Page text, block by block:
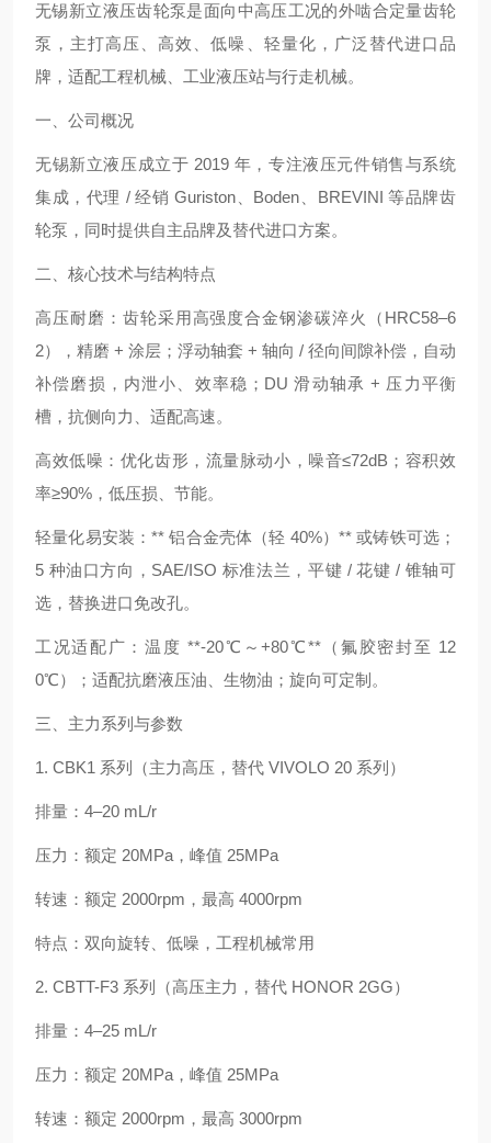
无锡新立液压齿轮泵是面向中高压工况的外啮合定量齿轮
泵，主打高压、高效、低噪、轻量化，广泛替代进口品
牌，适配工程机械、工业液压站与行走机械。
一、公司概况
无锡新立液压成立于 2019 年，专注液压元件销售与系统
集成，代理 / 经销 Guriston、Boden、BREVINI 等品牌齿
轮泵，同时提供自主品牌及替代进口方案。
二、核心技术与结构特点
高压耐磨：齿轮采用高强度合金钢渗碳淬火（HRC58–6
2），精磨 + 涂层；浮动轴套 + 轴向 / 径向间隙补偿，自动
补偿磨损，内泄小、效率稳；DU 滑动轴承 + 压力平衡
槽，抗侧向力、适配高速。
高效低噪：优化齿形，流量脉动小，噪音≤72dB；容积效
率≥90%，低压损、节能。
轻量化易安装：** 铝合金壳体（轻 40%）** 或铸铁可选；
5 种油口方向，SAE/ISO 标准法兰，平键 / 花键 / 锥轴可
选，替换进口免改孔。
工况适配广：温度 **-20℃～+80℃**（氟胶密封至 12
0℃）；适配抗磨液压油、生物油；旋向可定制。
三、主力系列与参数
1. CBK1 系列（主力高压，替代 VIVOLO 20 系列）
排量：4–20 mL/r
压力：额定 20MPa，峰值 25MPa
转速：额定 2000rpm，最高 4000rpm
特点：双向旋转、低噪，工程机械常用
2. CBTT-F3 系列（高压主力，替代 HONOR 2GG）
排量：4–25 mL/r
压力：额定 20MPa，峰值 25MPa
转速：额定 2000rpm，最高 3000rpm